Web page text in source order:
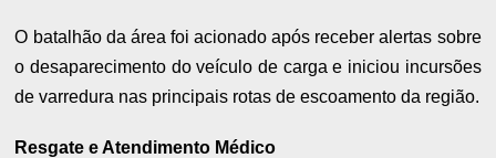
O batalhão da área foi acionado após receber alertas sobre
o desaparecimento do veículo de carga e iniciou incursões
de varredura nas principais rotas de escoamento da região.
Resgate e Atendimento Médico